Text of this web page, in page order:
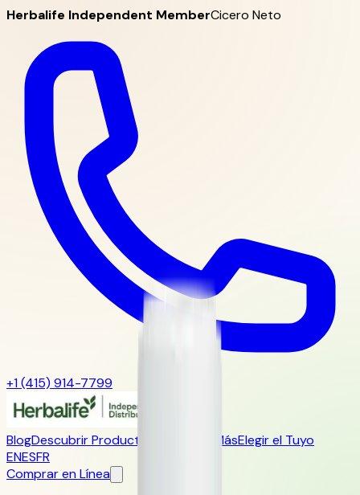
Herbalife Independent MemberCicero Neto
+1 (415) 914-7799
BlogDescubrir Productos Aprender MásElegir el Tuyo
ENESFR
Comprar en Línea